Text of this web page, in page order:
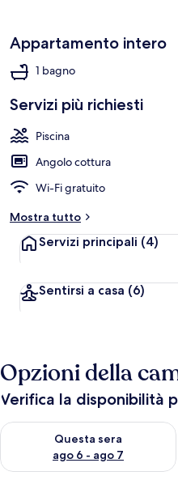
Appartamento intero
1 bagno
Servizi più richiesti
Piscina
Angolo cottura
Wi-Fi gratuito
Mostra tutto
Servizi principali (4)
Sentirsi a casa (6)
Opzioni della
Verifica la disponibilità
Questa sera
ago 6 - ago 7
Verifica la disponibilità per